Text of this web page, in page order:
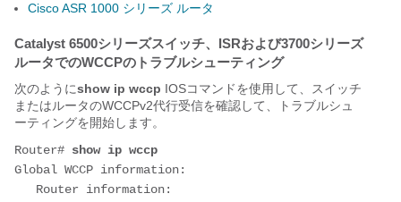
Cisco ASR 1000 シリーズ ルータ
Catalyst 6500シリーズスイッチ、ISRおよび3700シリーズ
ルータでのWCCPのトラブルシューティング
次のようにshow ip wccp IOSコマンドを使用して、スイッチ
またはルータのWCCPv2代行受信を確認して、トラブルシュ
ーティングを開始します。
Router# show ip wccp
Global WCCP information: